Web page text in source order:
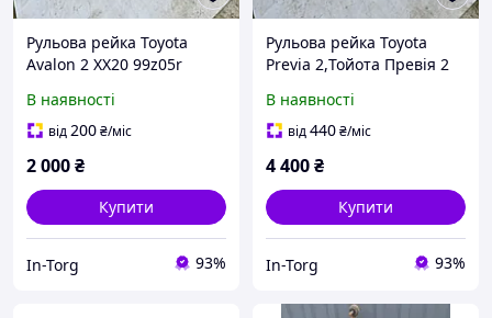
Рульова рейка Toyota
Avalon 2 XX20 99z05r
В наявності
від200₴/міс
2 000₴
Купити
In-Torg 93%
Рульова рейка Toyota
Previa 2,Тойота Превія 2
В наявності
від440₴/міс
4 400₴
Купити
In-Torg 93%